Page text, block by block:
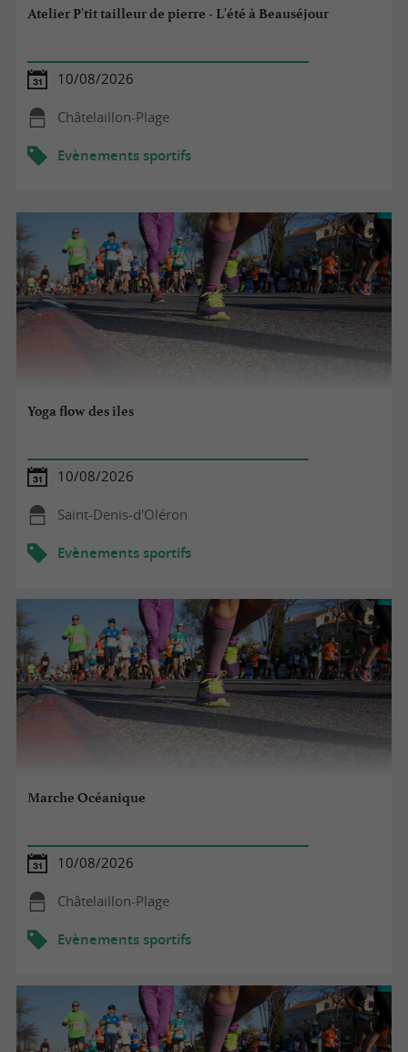
Atelier P'tit tailleur de pierre - L'été à Beauséjour
10/08/2026
Châtelaillon-Plage
Evènements sportifs
Yoga flow des îles
10/08/2026
Saint-Denis-d'Oléron
Evènements sportifs
Marche Océanique
10/08/2026
Châtelaillon-Plage
Evènements sportifs